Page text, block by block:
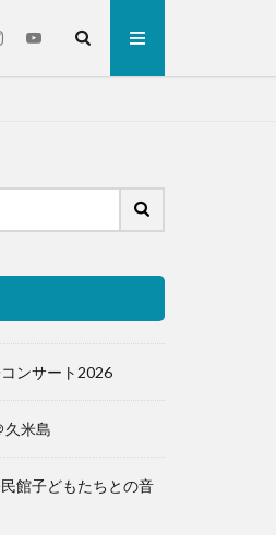
ンサート2026
久米島
館子どもたちとの音